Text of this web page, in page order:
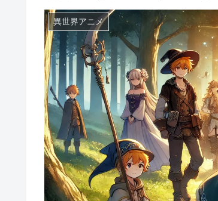
異世界アニメ